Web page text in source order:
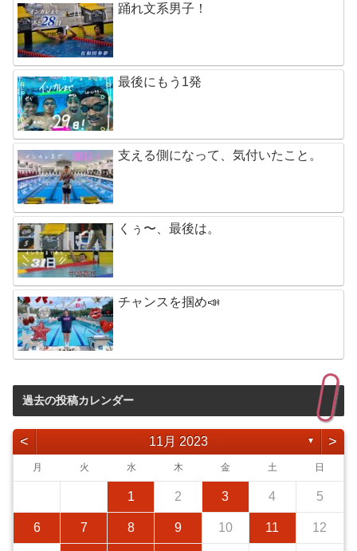
踊れ文系男子！
最後にもう1発
支える側になって、気付いたこと。
くぅ〜、最後は。
チャンスを掴め📣
過去の投稿カレンダー
< 11月 2023 ▼ >
月 火 水 木 金 土 日
1 2 3 4 5
6 7 8 9 10 11 12